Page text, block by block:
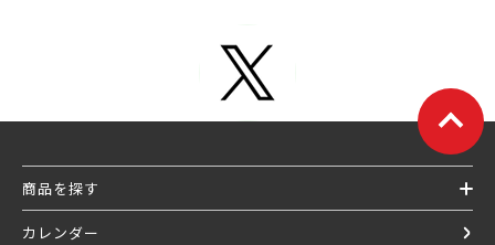
商品を探す
カレンダー